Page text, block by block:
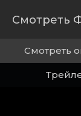
Смотреть
Смотреть